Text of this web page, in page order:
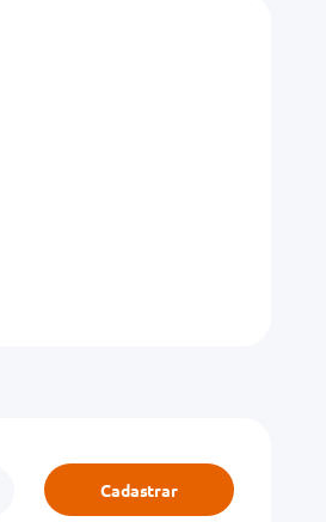
Cadastrar